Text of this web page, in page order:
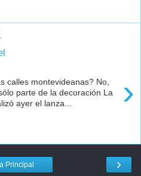
›
calles montevideanas? No,
parte de la decoración La
ayer el lanza...
›
Principal